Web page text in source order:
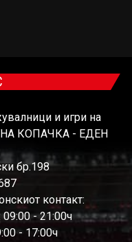
и игри на
КОПАЧКА - ЕДЕН
бр.198
контакт:
- 21:00ч
- 17:00ч